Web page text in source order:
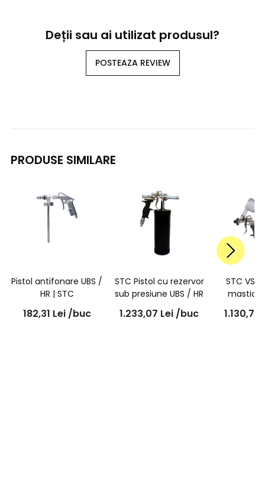
Deții sau ai utilizat produsul?
POSTEAZA REVIEW
PRODUSE SIMILARE
Pistol antifonare UBS /
HR | STC
182,31 Lei /buc
STC Pistol cu rezervor
sub presiune UBS / HR
1.233,07 Lei /buc
STC VSP
mastic
1.130,71